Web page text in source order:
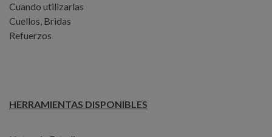
Cuando utilizarlas
Cuellos, Bridas
Refuerzos
HERRAMIENTAS DISPONIBLES